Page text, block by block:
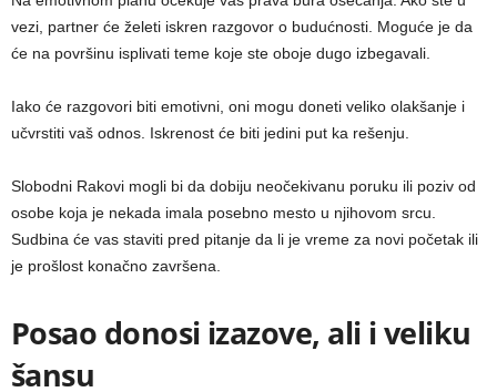
vezi, partner će želeti iskren razgovor o budućnosti. Moguće je da
će na površinu isplivati teme koje ste oboje dugo izbegavali.
Iako će razgovori biti emotivni, oni mogu doneti veliko olakšanje i
učvrstiti vaš odnos. Iskrenost će biti jedini put ka rešenju.
Slobodni Rakovi mogli bi da dobiju neočekivanu poruku ili poziv od
osobe koja je nekada imala posebno mesto u njihovom srcu.
Sudbina će vas staviti pred pitanje da li je vreme za novi početak ili
je prošlost konačno završena.
Posao donosi izazove, ali i veliku
šansu